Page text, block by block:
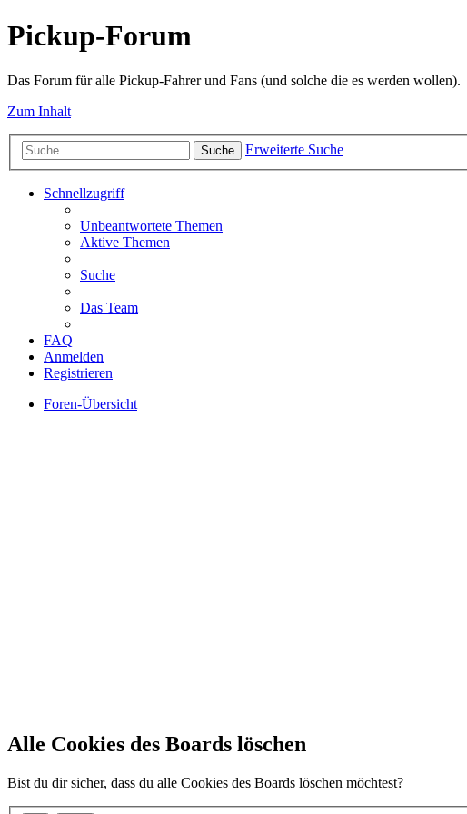
Pickup-Forum
Das Forum für alle Pickup-Fahrer und Fans (und solche die es werden wollen).
Zum Inhalt
Suche Erweiterte Suche
Schnellzugriff
Unbeantwortete Themen
Aktive Themen
Suche
Das Team
FAQ
Anmelden
Registrieren
Foren-Übersicht
Alle Cookies des Boards löschen
Bist du dir sicher, dass du alle Cookies des Boards löschen möchtest?